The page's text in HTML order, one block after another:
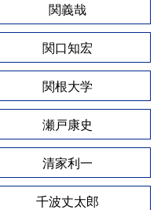
関義哉
関口知宏
関根大学
瀬戸康史
清家利一
千波丈太郎